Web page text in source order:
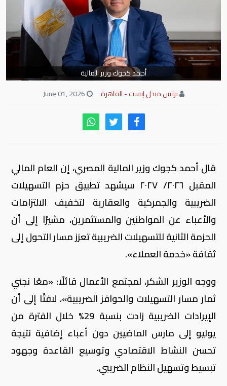
أحمد كجوك وزير المالية
بزنس ميدل إيست - القاهرة
قال أحمد كجوك وزير المالية المصري، إن العام المالي
المقبل ٢٠٢٦/ ٢٠٢٧ سيشهد تطبيق حزم التسهيلات
الضريبية والجمركية والعقارية لتخفيف الالتزامات
والأعباء عن المواطنين والمستثمرين، مشيرًا إلى أن
الحزمة الثانية للتسهيلات الضريبية تعزز مسار التحول إلى
ثقافة «خدمة العملاء».
ووجه الوزير الشكر، لمجتمع الأعمال قائلًا: «معًا نجني
ثمار مسار التسهيلات والحوافز الضريبية»، لافتًا إلى أن
الإيرادات الضريبية زادت بنسبة 29%؜ خلال الفترة من
يوليو إلى مارس الماضيين دون أعباء إضافية نتيجة
تحسن النشاط الاقتصادي وتوسيع القاعدة وجهود
تبسيط وتسهيل النظام الضريبي.